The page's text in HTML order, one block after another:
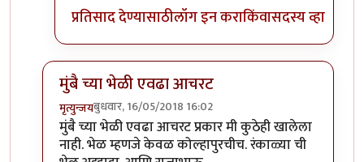
प्रतिसाद देण्यासाठीलॉग इन कराकिंवासदस्य व्हा
मुंबै च्या भेळी एवढा आचरट
मृत्युन्जयबुधवार, 16/05/2018 16:02
In reply toकाही जुन्या मिपाकरांनुसारbyजेम्स वांड
मुंबै च्या भेळी एवढा आचरट प्रकार मी कुठेही खालेला
नाही. भेळ म्हणजे केवळ कोल्हापुरचीच. रंकाळ्या ची